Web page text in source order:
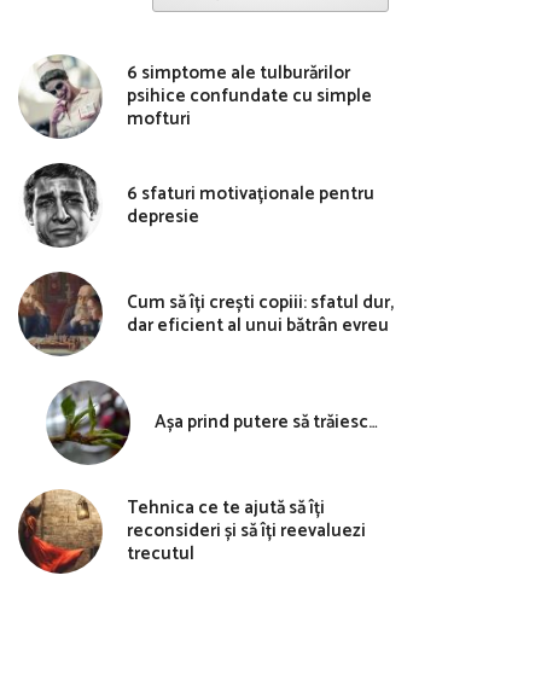
6 simptome ale tulburărilor
psihice confundate cu simple
mofturi
6 sfaturi motivaționale pentru
depresie
Cum să îți crești copiii: sfatul dur,
dar eficient al unui bătrân evreu
Așa prind putere să trăiesc…
Tehnica ce te ajută să îți
reconsideri și să îți reevaluezi
trecutul